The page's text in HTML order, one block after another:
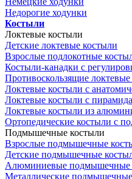
Недорогие ходунки
Костыли
Локтевые костыли
Детские локтевые костыли
Взрослые подлокотные
Костыли-канадки с
Противоскользящие
Локтевые костыли с
Локтевые костыли с
Локтевые костыли из
Ортопедические костыли с
Подмышечные костыли
Взрослые подмышечные
Детские подмышечные
Алюминиевые подмышечные
Металлические